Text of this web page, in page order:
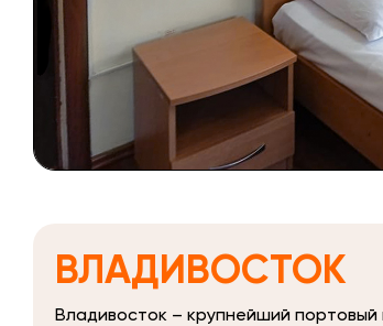
ВЛАДИВОСТОК
Владивосток – крупнейший портовый